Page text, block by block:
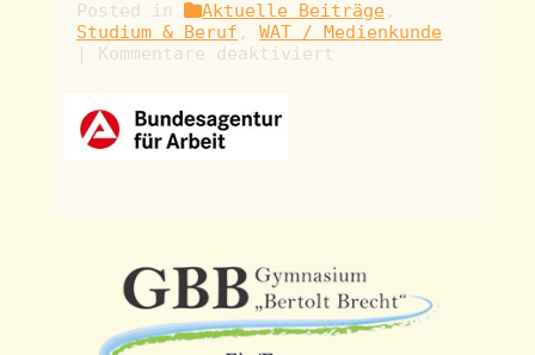
Posted in
Aktuelle Beiträge ,
Studium & Beruf , WAT / Medienkunde
|
Kommentare deaktiviert